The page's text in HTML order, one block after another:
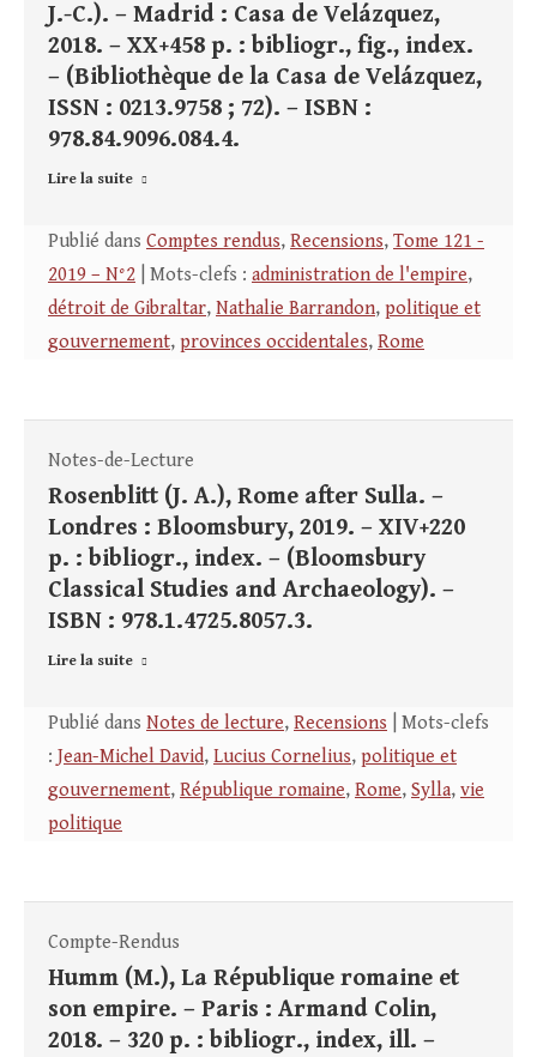
J.-C.). – Madrid : Casa de Velázquez,
2018. – XX+458 p. : bibliogr., fig., index.
– (Bibliothèque de la Casa de Velázquez,
ISSN : 0213.9758 ; 72). – ISBN :
978.84.9096.084.4.
Lire la suite
Publié dans Comptes rendus, Recensions, Tome 121 -
2019 – N°2 | Mots-clefs : administration de l'empire,
détroit de Gibraltar, Nathalie Barrandon, politique et
gouvernement, provinces occidentales, Rome
Notes-de-Lecture
Rosenblitt (J. A.), Rome after Sulla. –
Londres : Bloomsbury, 2019. – XIV+220
p. : bibliogr., index. – (Bloomsbury
Classical Studies and Archaeology). –
ISBN : 978.1.4725.8057.3.
Lire la suite
Publié dans Notes de lecture, Recensions | Mots-clefs
: Jean-Michel David, Lucius Cornelius, politique et
gouvernement, République romaine, Rome, Sylla, vie
politique
Compte-Rendus
Humm (M.), La République romaine et
son empire. – Paris : Armand Colin,
2018. – 320 p. : bibliogr., index, ill. –